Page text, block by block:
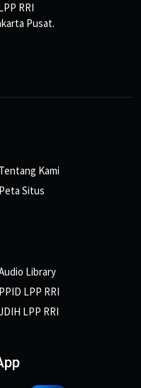
RRI
Pusat.
Tentang Kami
Peta Situs
Library
PPID LPP RRI
LPP RRI